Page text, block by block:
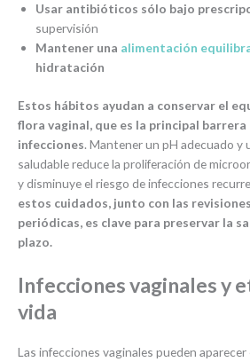
Usar antibióticos sólo bajo
supervisión
Mantener una alimentación
hidratación
Estos hábitos ayudan a conservar el
flora vaginal, que es la principal
infecciones. Mantener un pH adecuado y
saludable reduce la proliferación de
y disminuye el riesgo de infecciones
estos cuidados, junto con las
periódicas, es clave para preservar la
plazo.
Infecciones vaginales y
vida
Las infecciones vaginales pueden